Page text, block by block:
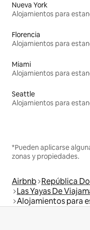
Nueva York
Florencia
Miami
Seattle
*Pueden aplicarse
zonas y propiedades.
Airbnb República
Las Yayas De
Alojamientos para